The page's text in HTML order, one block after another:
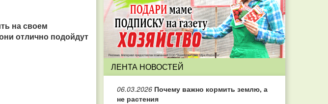
на своем
отлично подойдут
ЛЕНТА НОВОСТЕЙ
06.03.2026 Почему важно кормить землю, а
не растения